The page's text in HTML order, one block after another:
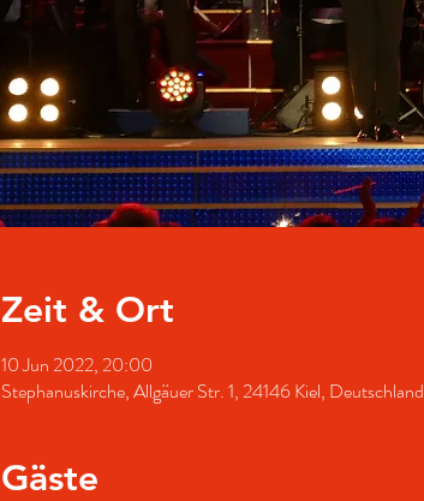
Zeit & Ort
10 Jun 2022, 20:00
Stephanuskirche, Allgäuer Str. 1, 24146 Kiel, Deutschland
Gäste